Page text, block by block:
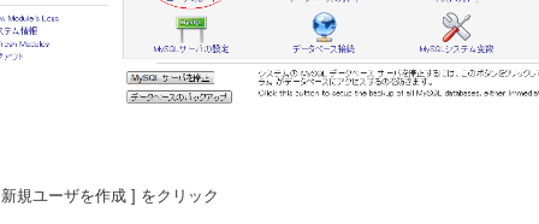
規ユーザを作成 ] をクリック